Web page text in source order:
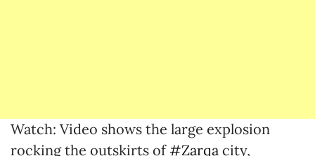
Watch: Video shows the large explosion
rocking the outskirts of#Zarqa city,